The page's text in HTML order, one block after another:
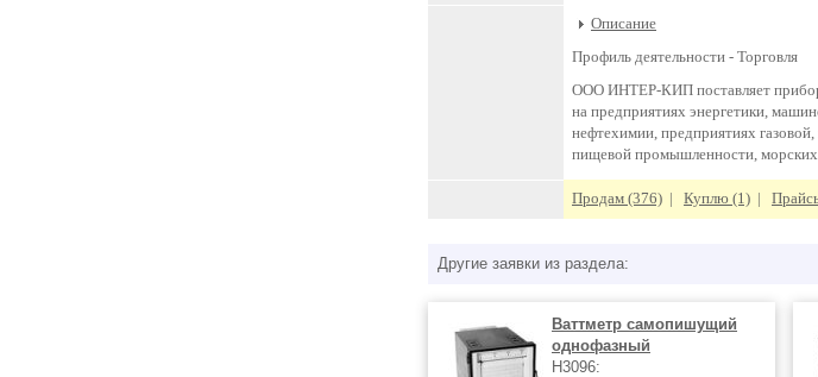
Описание
Профиль деятельности - Торговля
ООО ИНТЕР-КИП поставляет
на предприятиях энергетики,
нефтехимии, предприятиях
пищевой промышленности,
Продам (376) | Куплю (1) |
Другие заявки из раздела:
Ваттметр самопишущий
однофазный
Н3096: